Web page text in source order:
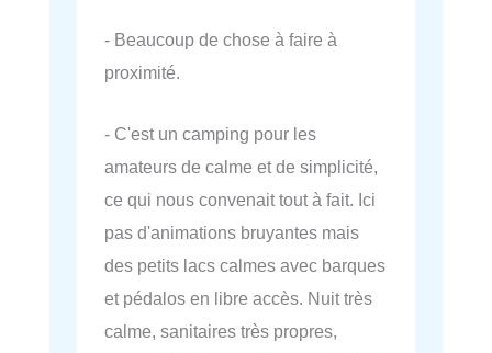
- Beaucoup de chose à faire à
proximité.
- C'est un camping pour les
amateurs de calme et de simplicité,
ce qui nous convenait tout à fait. Ici
pas d'animations bruyantes mais
des petits lacs calmes avec barques
et pédalos en libre accès. Nuit très
calme, sanitaires très propres,